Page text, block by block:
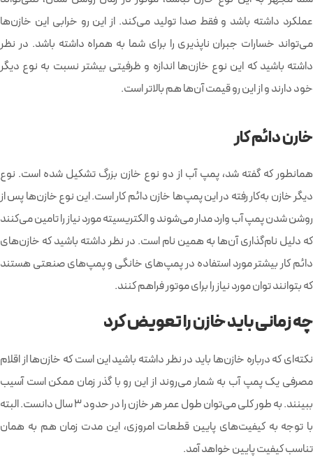
عملکرد داشته باشد و فقط صدا تولید می‌کند. از این رو خرابی این خازن‌ها
می‌تواند خسارات جبران ناپذیری را برای شما به همراه داشته باشد. در نظر
داشته باشید که این نوع خازن‌ها اندازه و ظرفیتی بیشتر نسبت به نوع دیگر
خود دارند و از این رو قیمت آن‌ها هم بالاتر است.
خارن دائم کار
همانطور که گفته شد، پمپ آب از دو نوع خازن بزرگ تشکیل شده است. نوع
دیگر خازن به‌کار رفته در این پمپ‌ها خازن دائم کار است. این نوع خازن‌ها پس از
روشن شدن پمپ آب وارد مدار می‌شوند و الکتریسیته مورد نیاز را تامین می‌کنند
که دلیل نام‌گذاری آن‌ها به همین نام است. در نظر داشته باشید که خازن‌های
دائم کار بیشتر مورد استفاده در پمپ‌های خانگی و پمپ‌های صنعتی هستند
که بتوانند توان مورد نیاز را برای موتور فراهم کنند.
چه زمانی باید خازن را تعویض کرد
نکته‌ای که درباره خازن‌ها باید در نظر داشته باشید این است که خازن‌ها از اقلام
مصرفی یک پمپ آب به شمار می‌روند از این رو با گذر زمان ممکن است آسیب
ببینند. به طور کلی می‌توان طول عمر هر خازن را در حدود 3 سال دانست. البته
با توجه به کیفیت‌‍‌های پایین قطعات امروزی، این مدت زمان هم به همان
تناسب کیفیت پایین خواهد آمد.